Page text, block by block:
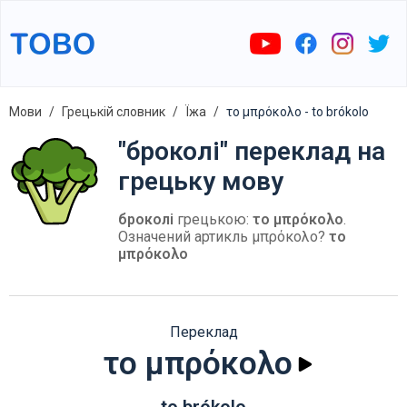
Мови Грецькій словник Їжа το μπρόκολο - to brókolo
"броколі" переклад на
грецьку мову
броколі грецькою: το μπρόκολο.
Означений артикль μπρόκολο? το
μπρόκολο
Переклад
το μπρόκολο